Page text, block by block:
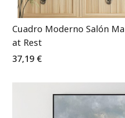
Cuadro Moderno Salón
at Rest
37,19 €